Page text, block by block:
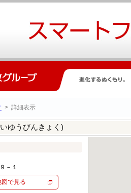
> 詳細表示
ゆうびんきょく)
－１
で見る